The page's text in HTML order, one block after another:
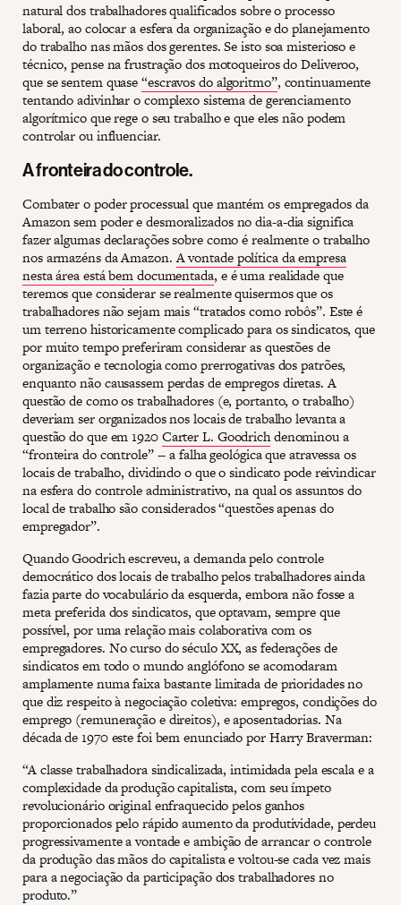
natural dos trabalhadores qualificados sobre o processo
laboral, ao colocar a esfera da organização e do planejamento
do trabalho nas mãos dos gerentes. Se isto soa misterioso e
técnico, pense na frustração dos motoqueiros do Deliveroo,
que se sentem quase“escravos do algoritmo”, continuamente
tentando adivinhar o complexo sistema de gerenciamento
algorítmico que rege o seu trabalho e que eles não podem
controlar ou influenciar.
A fronteira do controle.
Combater o poder processual que mantém os empregados da
Amazon sem poder e desmoralizados no dia-a-dia significa
fazer algumas declarações sobre como é realmente o trabalho
nos armazéns da Amazon.A vontade política da empresa
nesta área está bem documentada, e é uma realidade que
teremos que considerar se realmente quisermos que os
trabalhadores não sejam mais “tratados como robôs”. Este é
um terreno historicamente complicado para os sindicatos, que
por muito tempo preferiram considerar as questões de
organização e tecnologia como prerrogativas dos patrões,
enquanto não causassem perdas de empregos diretas. A
questão de como os trabalhadores (e, portanto, o trabalho)
deveriam ser organizados nos locais de trabalho levanta a
questão do que em 1920Carter L. Goodrichdenominou a
“fronteira do controle” -- a falha geológica que atravessa os
locais de trabalho, dividindo o que o sindicato pode reivindicar
na esfera do controle administrativo, na qual os assuntos do
local de trabalho são considerados “questões apenas do
empregador”.
Quando Goodrich escreveu, a demanda pelo controle
democrático dos locais de trabalho pelos trabalhadores ainda
fazia parte do vocabulário da esquerda, embora não fosse a
meta preferida dos sindicatos, que optavam, sempre que
possível, por uma relação mais colaborativa com os
empregadores. No curso do século XX, as federações de
sindicatos em todo o mundo anglófono se acomodaram
amplamente numa faixa bastante limitada de prioridades no
que diz respeito à negociação coletiva: empregos, condições do
emprego (remuneração e direitos), e aposentadorias. Na
década de 1970 este foi bem enunciado por Harry Braverman:
“A classe trabalhadora sindicalizada, intimidada pela escala e a
complexidade da produção capitalista, com seu ímpeto
revolucionário original enfraquecido pelos ganhos
proporcionados pelo rápido aumento da produtividade, perdeu
progressivamente a vontade e ambição de arrancar o controle
da produção das mãos do capitalista e voltou-se cada vez mais
para a negociação da participação dos trabalhadores no
produto.”